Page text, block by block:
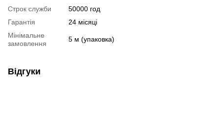
Строк служби
50000 год
Гарантія
24 місяці
Мінімальне
замовлення
5 м (упаковка)
Відгуки